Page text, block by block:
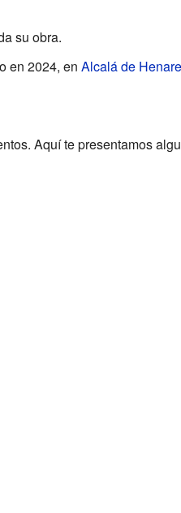
su obra.
en 2024, en Alcalá de
Aquí te presentamos